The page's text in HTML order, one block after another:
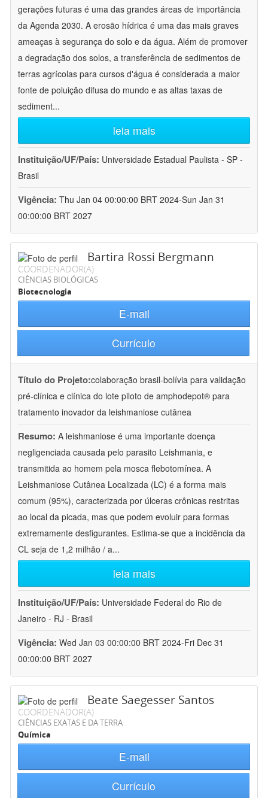
gerações futuras é uma das grandes áreas de importância
da Agenda 2030. A erosão hídrica é uma das mais graves
ameaças à segurança do solo e da água. Além de promover
a degradação dos solos, a transferência de sedimentos de
terras agrícolas para cursos d'água é considerada a maior
fonte de poluição difusa do mundo e as altas taxas de
sediment...
leia mais
Instituição/UF/País: Universidade Estadual Paulista - SP -
Brasil
Vigência: Thu Jan 04 00:00:00 BRT 2024-Sun Jan 31
00:00:00 BRT 2027
Bartira Rossi Bergmann
COORDENADOR(A)
CIÊNCIAS BIOLÓGICAS
Biotecnologia
E-mail
Currículo
Título do Projeto:colaboração brasil-bolívia para validação
pré-clínica e clínica do lote piloto de amphodepot® para
tratamento inovador da leishmaniose cutânea
Resumo: A leishmaniose é uma importante doença
negligenciada causada pelo parasito Leishmania, e
transmitida ao homem pela mosca flebotomínea. A
Leishmaniose Cutânea Localizada (LC) é a forma mais
comum (95%), caracterizada por úlceras crônicas restritas
ao local da picada, mas que podem evoluir para formas
extremamente desfigurantes. Estima-se que a incidência da
CL seja de 1,2 milhão / a...
leia mais
Instituição/UF/País: Universidade Federal do Rio de
Janeiro - RJ - Brasil
Vigência: Wed Jan 03 00:00:00 BRT 2024-Fri Dec 31
00:00:00 BRT 2027
Beate Saegesser Santos
COORDENADOR(A)
CIÊNCIAS EXATAS E DA TERRA
Química
E-mail
Currículo